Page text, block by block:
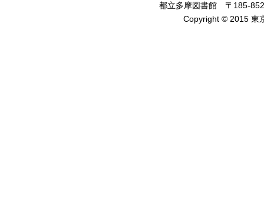
都立多摩図書館 〒185-
Copyright © 2015 東